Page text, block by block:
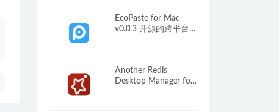
EcoPaste for Mac
v0.0.3 开源的跨平台剪
Another Redis
Desktop Manager for